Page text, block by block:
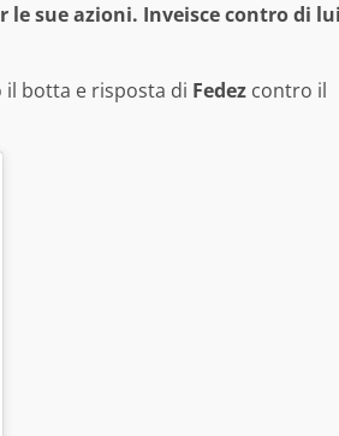
le sue azioni. Inveisce contro di
il botta e risposta di Fedez contro il